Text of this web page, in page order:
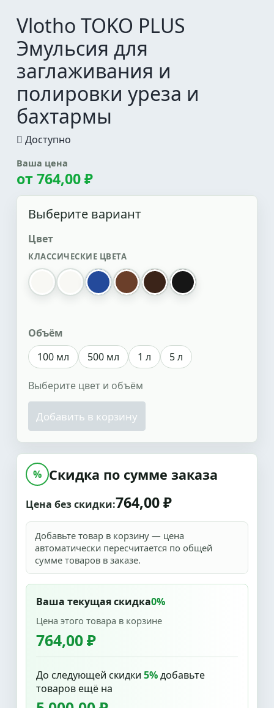
Vlotho TOKO PLUS
Эмульсия для
заглаживания и
полировки уреза и
бахтармы
Доступно
Ваша цена
от764,00 ₽
Выберите вариант
Цвет
КЛАССИЧЕСКИЕ ЦВЕТА
белый прозрачный
синийкоричневыйтемно-коричневый
черный
Объём
100 мл
500 мл 1 л 5 л
Выберите цвет и объём
Добавить в корзину
% Скидка по сумме заказа
Цена без скидки:764,00 ₽
Добавьте товар в корзину — цена
автоматически пересчитается по общей
сумме товаров в заказе.
Ваша текущая скидка0%
Цена этого товара в корзине
764,00 ₽
До следующей скидки 5%добавьте
товаров ещё на